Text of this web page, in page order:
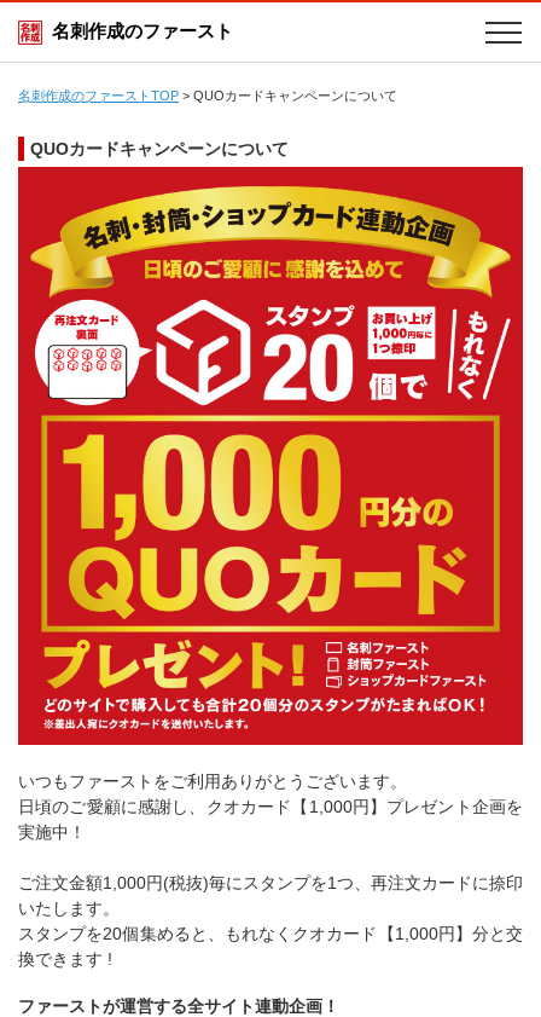
名刺作成のファースト
名刺作成のファーストTOP > QUOカードキャンペーンについて
QUOカードキャンペーンについて
いつもファーストをご利用ありがとうございます。
日頃のご愛顧に感謝し、クオカード【1,000円】プレゼント企画を
実施中！
ご注文金額1,000円(税抜)毎にスタンプを1つ、再注文カードに捺印
いたします。
スタンプを20個集めると、もれなくクオカード【1,000円】分と交
換できます !
ファーストが運営する全サイト連動企画！